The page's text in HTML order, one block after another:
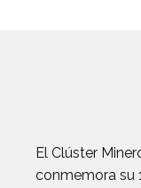
El Clúster
conmemora su